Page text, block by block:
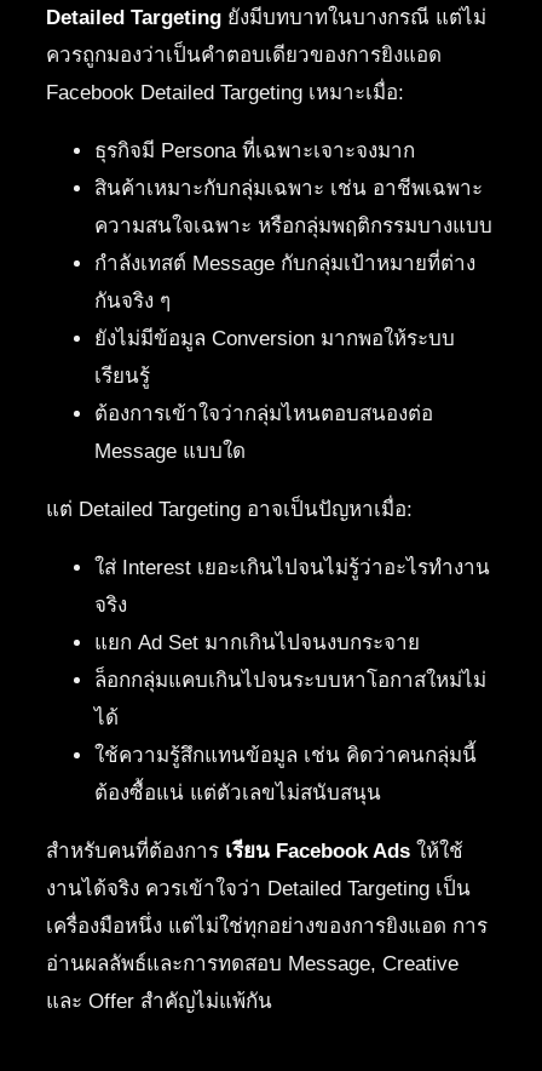
Detailed Targeting ยังมีบทบาทในบางกรณี แต่ไม่
ควรถูกมองว่าเป็นคำตอบเดียวของการยิงแอด
Facebook Detailed Targeting เหมาะเมื่อ:
ธุรกิจมี Persona ที่เฉพาะเจาะจงมาก
สินค้าเหมาะกับกลุ่มเฉพาะ เช่น อาชีพเฉพาะ
ความสนใจเฉพาะ หรือกลุ่มพฤติกรรมบางแบบ
กำลังเทสต์ Message กับกลุ่มเป้าหมายที่ต่าง
กันจริง ๆ
ยังไม่มีข้อมูล Conversion มากพอให้ระบบ
เรียนรู้
ต้องการเข้าใจว่ากลุ่มไหนตอบสนองต่อ
Message แบบใด
แต่ Detailed Targeting อาจเป็นปัญหาเมื่อ:
ใส่ Interest เยอะเกินไปจนไม่รู้ว่าอะไรทำงาน
จริง
แยก Ad Set มากเกินไปจนงบกระจาย
ล็อกกลุ่มแคบเกินไปจนระบบหาโอกาสใหม่ไม่
ได้
ใช้ความรู้สึกแทนข้อมูล เช่น คิดว่าคนกลุ่มนี้
ต้องซื้อแน่ แต่ตัวเลขไม่สนับสนุน
สำหรับคนที่ต้องการ เรียน Facebook Ads ให้ใช้
งานได้จริง ควรเข้าใจว่า Detailed Targeting เป็น
เครื่องมือหนึ่ง แต่ไม่ใช่ทุกอย่างของการยิงแอด การ
อ่านผลลัพธ์และการทดสอบ Message, Creative
และ Offer สำคัญไม่แพ้กัน